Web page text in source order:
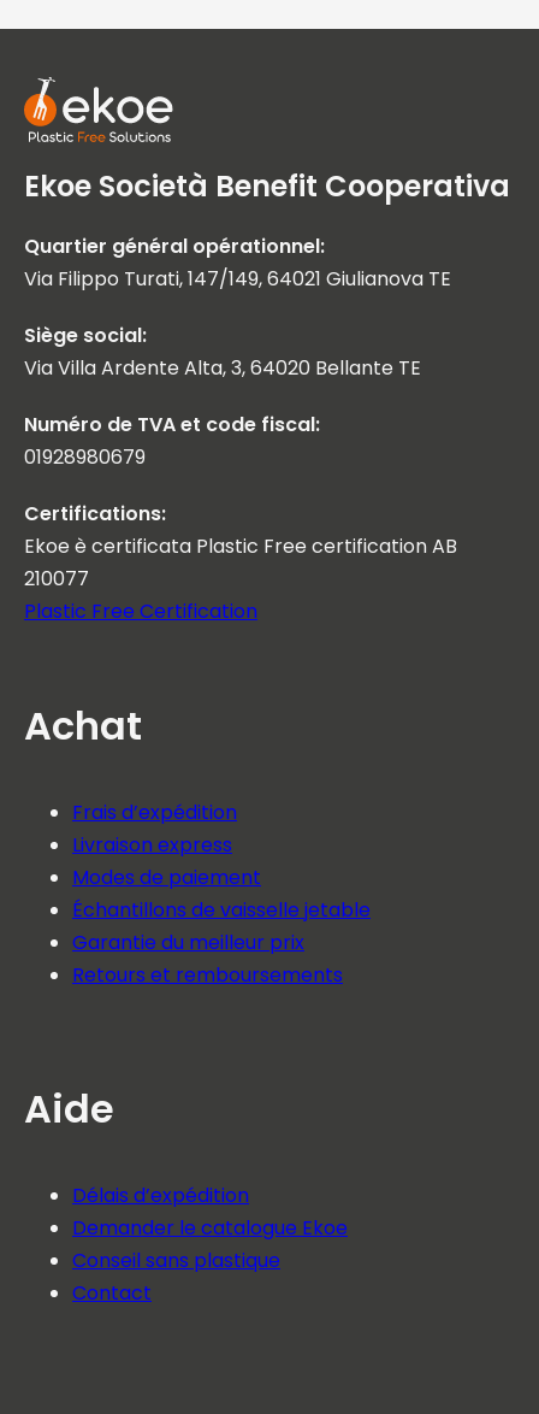
Ekoe Società Benefit Cooperativa
Quartier général opérationnel:
Via Filippo Turati, 147/149, 64021 Giulianova TE
Siège social:
Via Villa Ardente Alta, 3, 64020 Bellante TE
Numéro de TVA et code fiscal:
01928980679
Certifications:
Ekoe è certificata Plastic Free certification AB
210077
Plastic Free Certification
Achat
Frais d’expédition
Livraison express
Modes de paiement
Échantillons de vaisselle jetable
Garantie du meilleur prix
Retours et remboursements
Aide
Délais d’expédition
Demander le catalogue Ekoe
Conseil sans plastique
Contact